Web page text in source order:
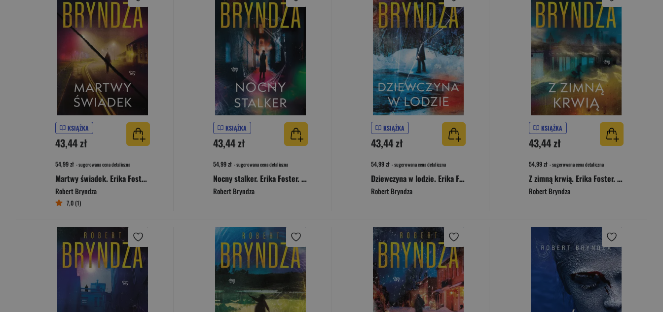
KSIĄŻKA
43,44 zł
54,99 zł - sugerowana cena detaliczna
Martwy świadek. Erika Foster. Tom 7
Robert Bryndza
7,0 (1)
KSIĄŻKA
43,44 zł
54,99 zł - sugerowana cena detaliczna
Nocny stalker. Erika Foster. Tom 2
Robert Bryndza
KSIĄŻKA
43,44 zł
54,99 zł - sugerowana cena detaliczna
Dziewczyna w lodzie. Erika Foster. Tom 1
Robert Bryndza
KSIĄŻKA
43,44 zł
54,99 zł - sugerowana cena detaliczna
Z zimną krwią. Erika Foster. Tom 5
Robert Bryndza